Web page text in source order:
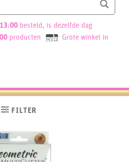
13:00 besteld, is dezelfde dag
producten
Grote winkel in
FILTER